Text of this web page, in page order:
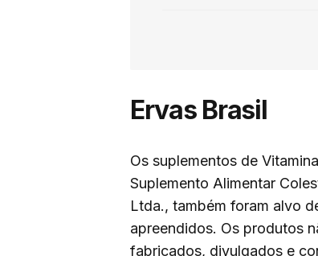
Ervas Brasil
Os suplementos de
Suplemento Alimentar
Ltda., também foram alvo
apreendidos. Os produtos
fabricados, divulgados e